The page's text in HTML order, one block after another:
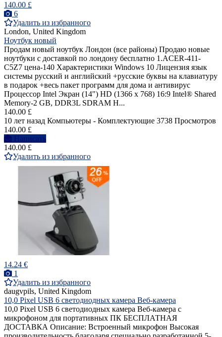
140.00 £
6
Удалить из избранного
London, United Kingdom
Ноутбук новый
Продам новый ноутбук Лондон (все районы) Продаю новые
ноутбуки с доставкой по лондону бесплатно 1.ACER-411-
C5Z7 цена-140 Характеристики Windows 10 Лицензия язык
системы русский и английский +русские буквы на клавиатуру
в подарок +весь пакет программ для дома и антивирус
Процессор Intel Экран (14") HD (1366 x 768) 16:9 Intel® Shared
Memory-2 GB, DDR3L SDRAM H...
140.00 £
10 лет назад Компьютеры - Комплектующие 3738 Просмотров
140.00 £
Написать
140.00 £
Удалить из избранного
14.24 €
1
Удалить из избранного
daugvpils, United Kingdom
10,0 Pixel USB 6 светодиодных камера Веб-камера
10,0 Pixel USB 6 светодиодных камера Веб-камера с
микрофоном для портативных ПК БЕСПЛАТНАЯ
ДОСТАВКА Описание: Встроенный микрофон Высокая